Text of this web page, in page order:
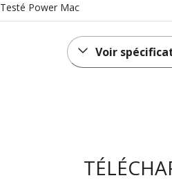
Testé Power Mac
Voir